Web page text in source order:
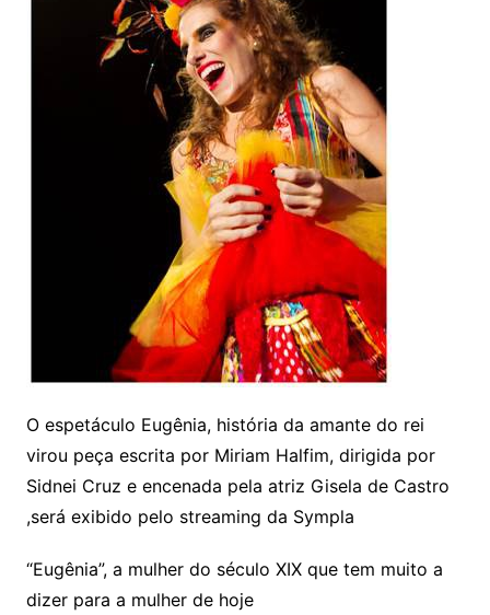
O espetáculo Eugênia, história da amante do rei
virou peça escrita por Miriam Halfim, dirigida por
Sidnei Cruz e encenada pela atriz Gisela de Castro
,será exibido pelo streaming da Sympla
“Eugênia”, a mulher do século XIX que tem muito a
dizer para a mulher de hoje